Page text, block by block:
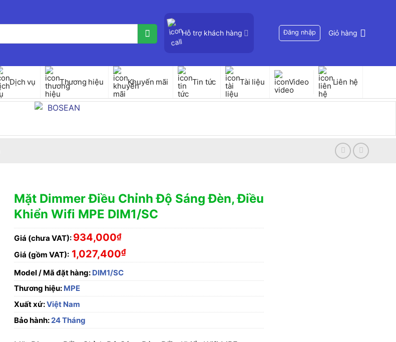
Hỗ trợ khách hàng Đăng nhập Giỏ hàng
Dịch vụ Thương hiệu Khuyến mãi Tin tức Tài liệu Video Liên hệ
Mặt Dimmer Điều Chỉnh Độ Sáng Đèn, Điều
Khiển Wifi MPE DIM1/SC
Giá (chưa VAT): 934,000₫
Giá (gồm VAT): 1,027,400₫
Model / Mã đặt hàng: DIM1/SC
Thương hiệu: MPE
Xuất xứ:Việt Nam
Bảo hành:24 Tháng